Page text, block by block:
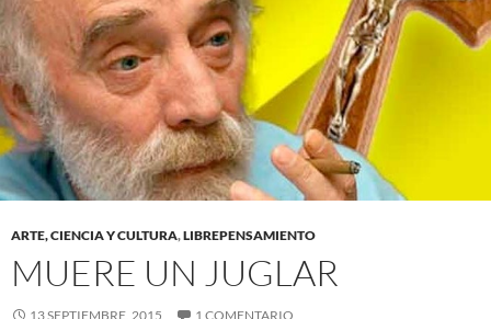
ARTE, CIENCIA Y CULTURA,LIBREPENSAMIENTO
MUERE UN JUGLAR
13 SEPTIEMBRE, 2015 1 COMENTARIO